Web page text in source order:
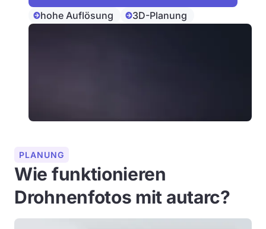
hohe Auflösung 3D-Planung
PLANUNG
Wie funktionieren
Drohnenfotos mit autarc?